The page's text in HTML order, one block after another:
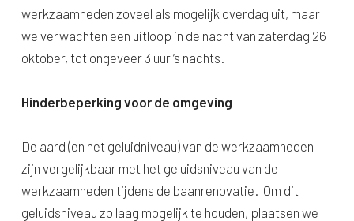
werkzaamheden zoveel als mogelijk overdag uit, maar
we verwachten een uitloop in de nacht van zaterdag 26
oktober, tot ongeveer 3 uur ’s nachts.
Hinderbeperking voor de omgeving
De aard (en het geluidniveau) van de werkzaamheden
zijn vergelijkbaar met het geluidsniveau van de
werkzaamheden tijdens de baanrenovatie. Om dit
geluidsniveau zo laag mogelijk te houden, plaatsen we